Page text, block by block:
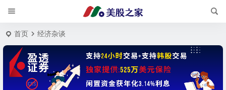
首页 经济杂谈